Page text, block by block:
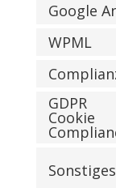
Google
WPML
GDPR
Cookie
Sonstiges